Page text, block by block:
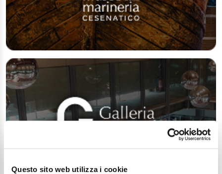
Questo sito web utilizza i cookie